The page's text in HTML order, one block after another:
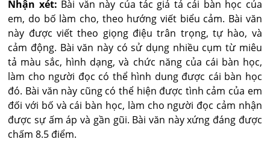
Nhận xét: Bài văn này của tác giả tả cái bàn học của
em, do bố làm cho, theo hướng viết biểu cảm. Bài văn
này được viết theo giọng điệu trân trọng, tự hào, và
cảm động. Bài văn này có sử dụng nhiều cụm từ miêu
tả màu sắc, hình dạng, và chức năng của cái bàn học,
làm cho người đọc có thể hình dung được cái bàn học
đó. Bài văn này cũng có thể hiện được tình cảm của em
đối với bố và cái bàn học, làm cho người đọc cảm nhận
được sự ấm áp và gần gũi. Bài văn này xứng đáng được
chấm 8.5 điểm.